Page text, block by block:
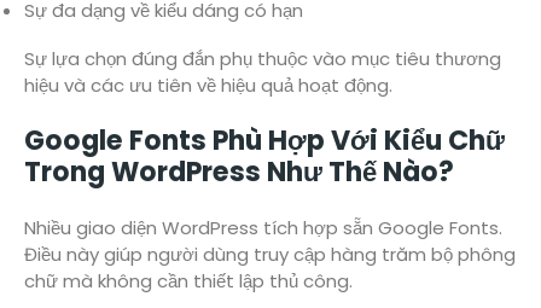
Sự đa dạng về kiểu dáng có hạn
Sự lựa chọn đúng đắn phụ thuộc vào mục tiêu thương
hiệu và các ưu tiên về hiệu quả hoạt động.
Google Fonts Phù Hợp Với Kiểu Chữ
Trong WordPress Như Thế Nào?
Nhiều giao diện WordPress tích hợp sẵn Google Fonts.
Điều này giúp người dùng truy cập hàng trăm bộ phông
chữ mà không cần thiết lập thủ công.